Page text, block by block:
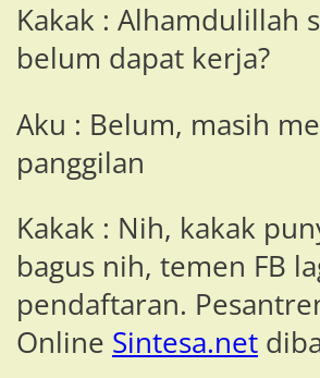
Kakak : Alhamdulillah
belum dapat kerja?
Aku : Belum, masih
panggilan
Kakak : Nih, kakak
bagus nih, temen FB
pendaftaran.
Online Sintesa.net